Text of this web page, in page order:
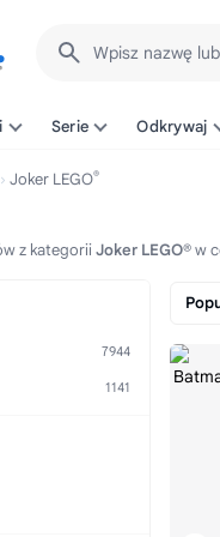
Wpisz nazwę
Serie Odkrywaj
Joker LEGO®
z kategorii Joker LEGO®w